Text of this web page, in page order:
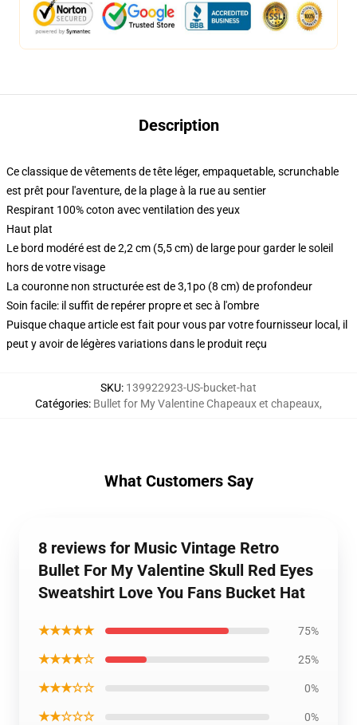
Description
Ce classique de vêtements de tête léger, empaquetable, scrunchable
est prêt pour l'aventure, de la plage à la rue au sentier
Respirant 100% coton avec ventilation des yeux
Haut plat
Le bord modéré est de 2,2 cm (5,5 cm) de large pour garder le soleil
hors de votre visage
La couronne non structurée est de 3,1po (8 cm) de profondeur
Soin facile: il suffit de repérer propre et sec à l'ombre
Puisque chaque article est fait pour vous par votre fournisseur local, il
peut y avoir de légères variations dans le produit reçu
SKU: 139922923-US-bucket-hat
Catégories: Bullet for My Valentine Chapeaux et chapeaux,
What Customers Say
8 reviews for Music Vintage Retro
Bullet For My Valentine Skull Red Eyes
Sweatshirt Love You Fans Bucket Hat
★★★★★ 75%
★★★★☆ 25%
★★★☆☆ 0%
★★☆☆☆ 0%